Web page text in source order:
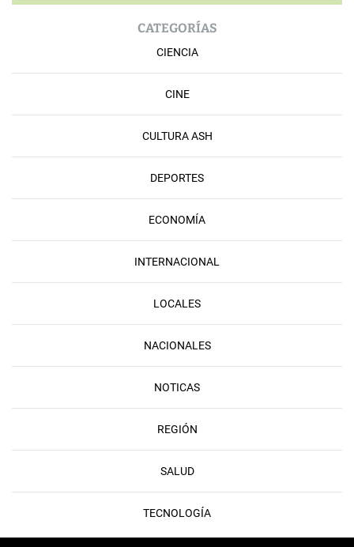
CATEGORÍAS
CIENCIA
CINE
CULTURA ASH
DEPORTES
ECONOMÍA
INTERNACIONAL
LOCALES
NACIONALES
NOTICAS
REGIÓN
SALUD
TECNOLOGÍA